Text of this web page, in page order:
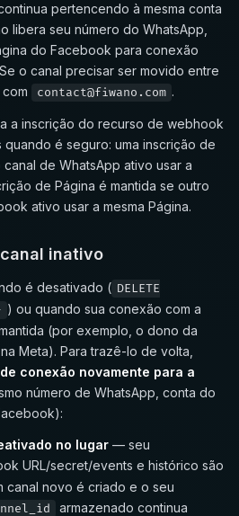
pertencendo à mesma conta
libera seu número do WhatsApp,
do Facebook para conexão
o canal precisar ser movido entre
contact@fiwano.com .
a inscrição do recurso de webhook
é seguro: uma inscrição de
de WhatsApp ativo usar a
de Página é mantida se outro
ativo usar a mesma Página.
inativo
é desativado ( DELETE
) ou quando sua conexão com a
(por exemplo, o dono da
Meta). Para trazê-lo de volta,
conexão novamente para a
número de WhatsApp, conta do
no lugar — seu
URL/secret/events e histórico são
canal novo é criado e o seu
armazenado continua